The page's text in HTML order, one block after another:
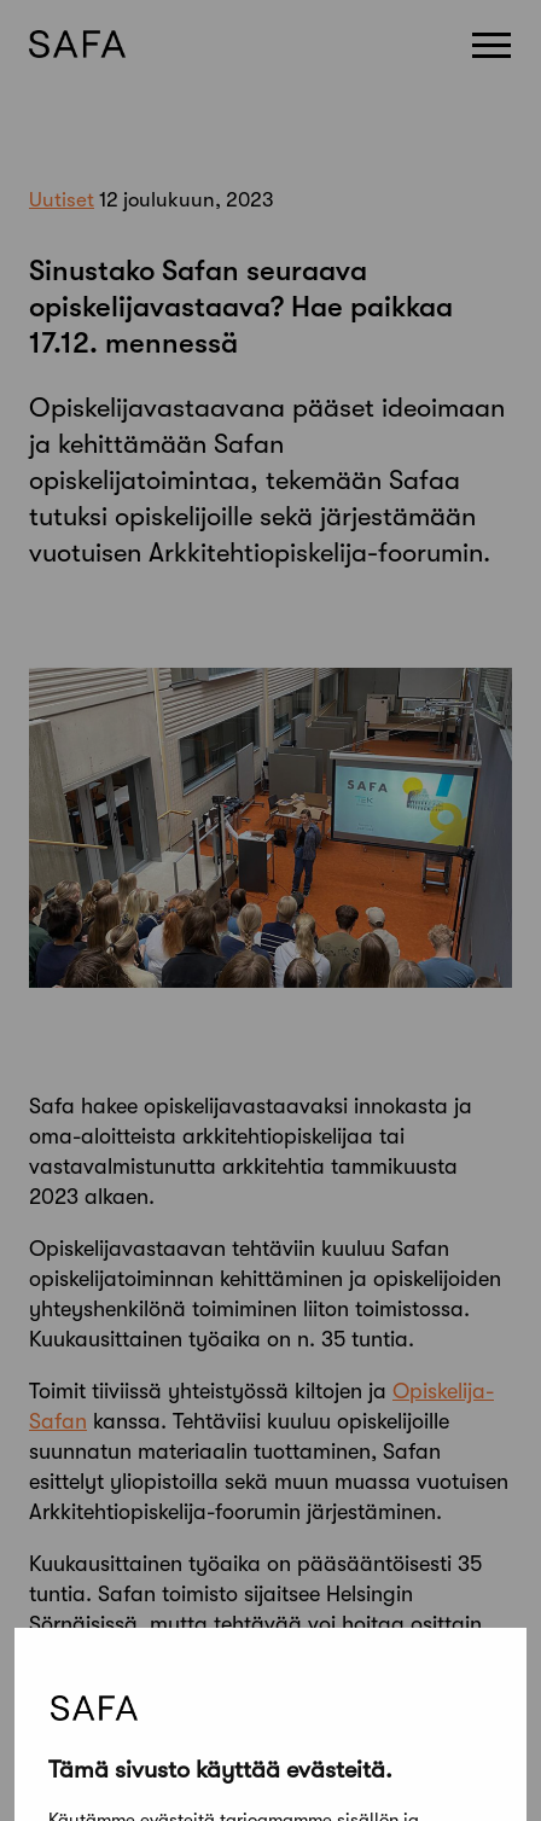
Tämä sivusto käyttää evästeitä.
Uutiset 12 joulukuun, 2023
Sinustako Safan seuraava
opiskelijavastaava? Hae paikkaa
17.12. mennessä
Opiskelijavastaavana pääset ideoimaan
ja kehittämään Safan
opiskelijatoimintaa, tekemään Safaa
tutuksi opiskelijoille sekä järjestämään
vuotuisen Arkkitehtiopiskelija-foorumin.
Safa hakee opiskelijavastaavaksi innokasta ja
oma-aloitteista arkkitehtiopiskelijaa tai
vastavalmistunutta arkkitehtia tammikuusta
2023 alkaen.
Opiskelijavastaavan tehtäviin kuuluu Safan
opiskelijatoiminnan kehittäminen ja opiskelijoiden
yhteyshenkilönä toimiminen liiton toimistossa.
Kuukausittainen työaika on n. 35 tuntia.
Toimit tiiviissä yhteistyössä kiltojen ja Opiskelija-
Safan kanssa. Tehtäviisi kuuluu opiskelijoille
suunnatun materiaalin tuottaminen, Safan
esittelyt yliopistoilla sekä muun muassa vuotuisen
Arkkitehtiopiskelija-foorumin järjestäminen.
Kuukausittainen työaika on pääsääntöisesti 35
tuntia. Safan toimisto sijaitsee Helsingin
Sörnäisissä, mutta tehtävää voi hoitaa osittain
hoitaminen vaatii hyviä viestintätaitoja, hyvää
aloitekykyä.